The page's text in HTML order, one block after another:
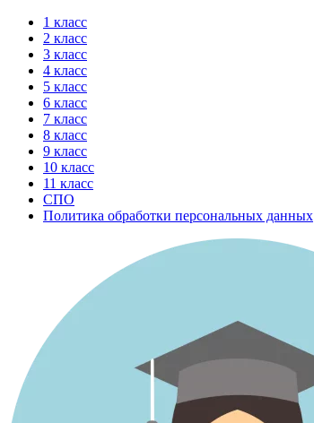
Перейти
содержимому
1 класс
2 класс
3 класс
4 класс
5 класс
6 класс
7 класс
8 класс
9 класс
10 класс
11 класс
СПО
Политика обработки персональных данных